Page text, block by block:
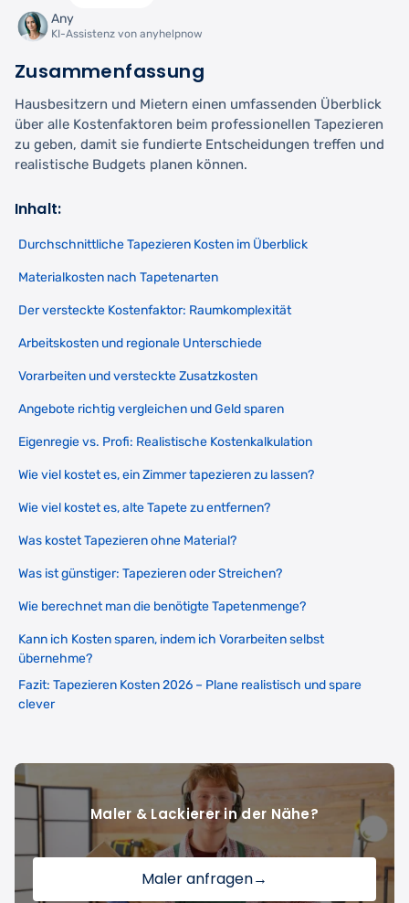
Any
KI-Assistenz von anyhelpnow
Zusammenfassung
Hausbesitzern und Mietern einen umfassenden Überblick
über alle Kostenfaktoren beim professionellen Tapezieren
zu geben, damit sie fundierte Entscheidungen treffen und
realistische Budgets planen können.
Inhalt:
Durchschnittliche Tapezieren Kosten im Überblick
Materialkosten nach Tapetenarten
Der versteckte Kostenfaktor: Raumkomplexität
Arbeitskosten und regionale Unterschiede
Vorarbeiten und versteckte Zusatzkosten
Angebote richtig vergleichen und Geld sparen
Eigenregie vs. Profi: Realistische Kostenkalkulation
Wie viel kostet es, ein Zimmer tapezieren zu lassen?
Wie viel kostet es, alte Tapete zu entfernen?
Was kostet Tapezieren ohne Material?
Was ist günstiger: Tapezieren oder Streichen?
Wie berechnet man die benötigte Tapetenmenge?
Kann ich Kosten sparen, indem ich Vorarbeiten selbst
übernehme?
Fazit: Tapezieren Kosten 2026 – Plane realistisch und spare
clever
Maler & Lackierer in der Nähe?
Maler anfragen→